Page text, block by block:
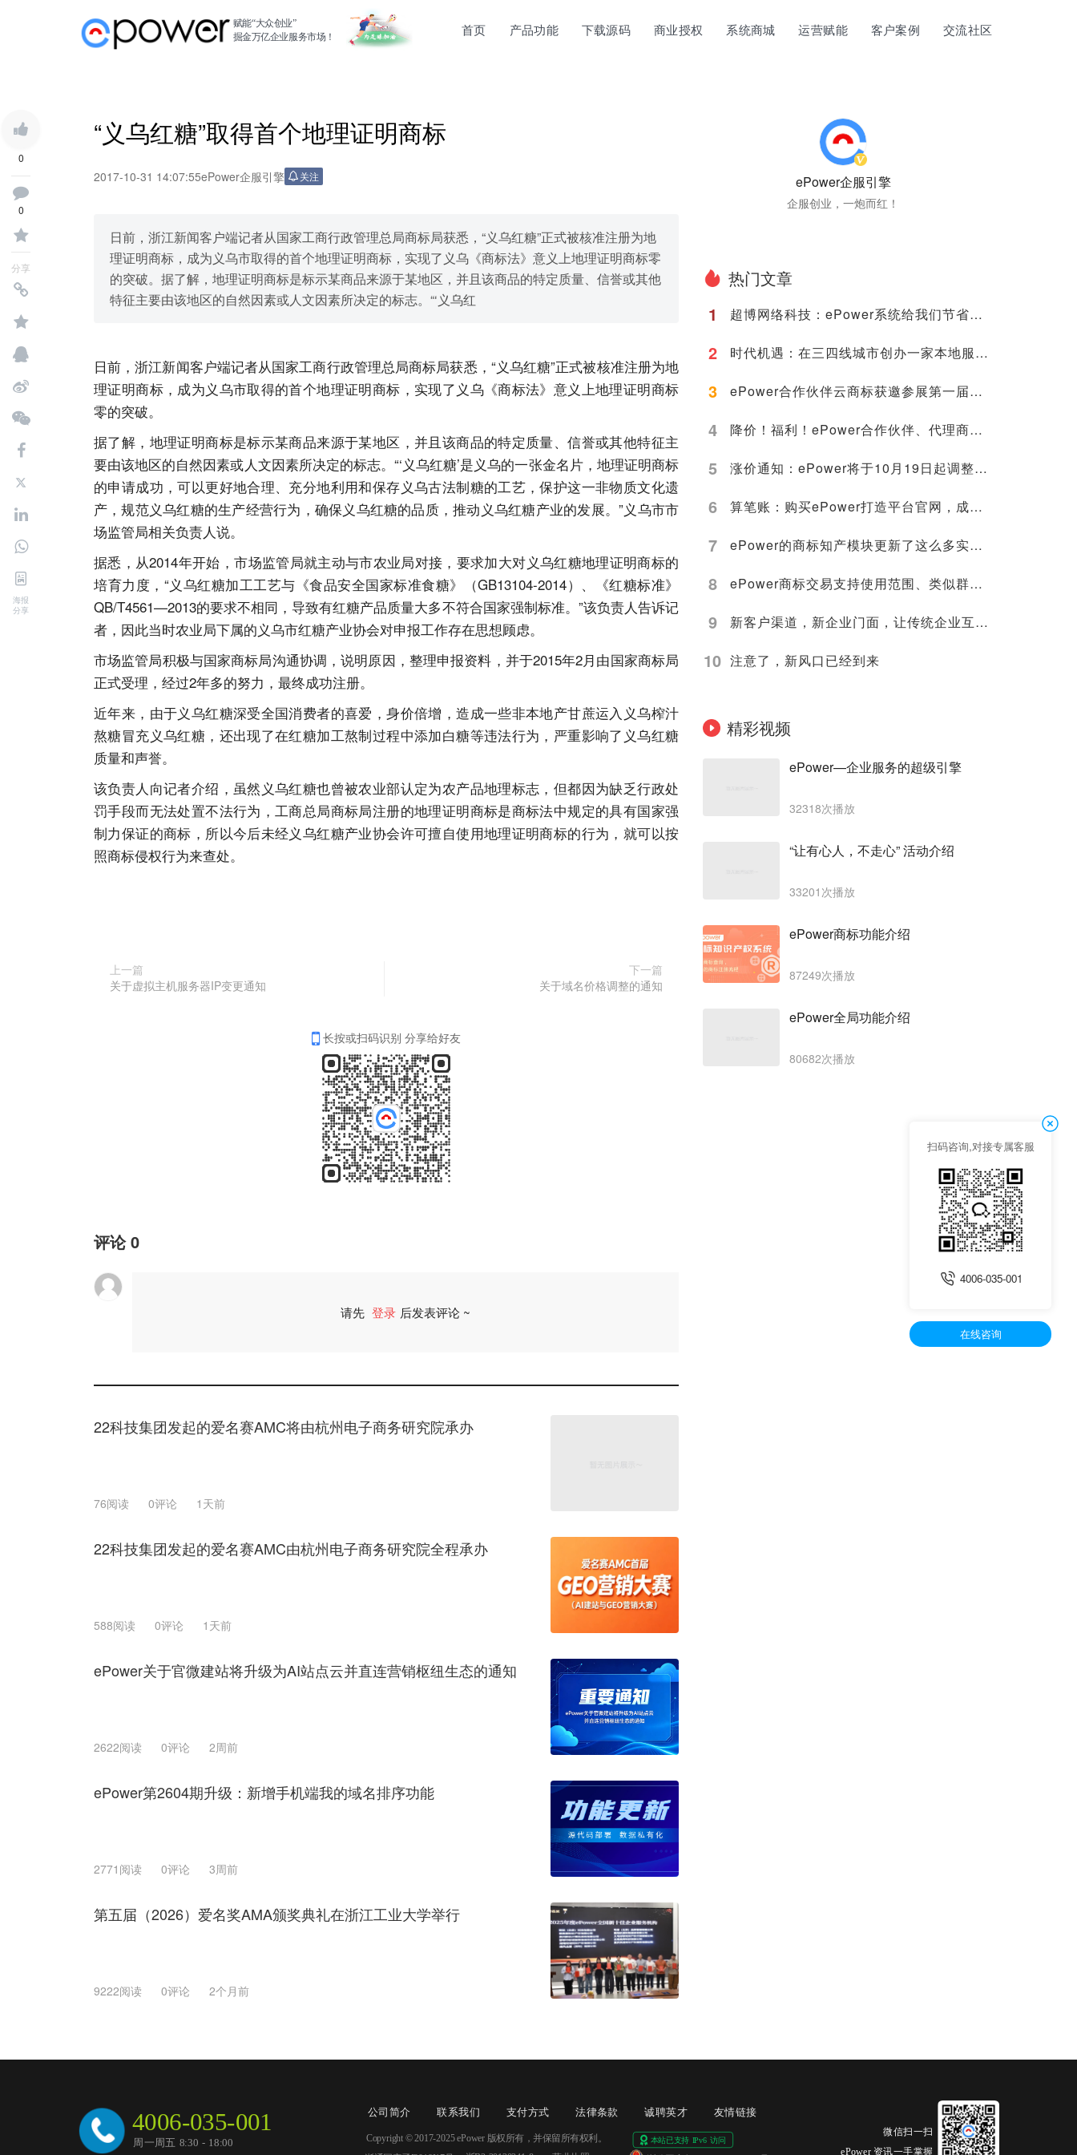
首页 产品功能 下载源码 商业授权 系统商城 运营赋能 客户案例 交流社区
赋能“大众创业”
掘金万亿企业服务市场！
0
0
分享
海报
分享
“义乌红糖”取得首个地理证明商标
2017-10-31 14:07:55ePower企服引擎 关注
日前，浙江新闻客户端记者从国家工商行政管理总局商标局获悉，“义乌红糖”正式被核准注册为地
理证明商标，成为义乌市取得的首个地理证明商标，实现了义乌《商标法》意义上地理证明商标零
的突破。据了解，地理证明商标是标示某商品来源于某地区，并且该商品的特定质量、信誉或其他
特征主要由该地区的自然因素或人文因素所决定的标志。“‘义乌红
日前，浙江新闻客户端记者从国家工商行政管理总局商标局获悉，“义乌红糖”正式被核准注册为地
理证明商标，成为义乌市取得的首个地理证明商标，实现了义乌《商标法》意义上地理证明商标
零的突破。
据了解，地理证明商标是标示某商品来源于某地区，并且该商品的特定质量、信誉或其他特征主
要由该地区的自然因素或人文因素所决定的标志。“‘义乌红糖’是义乌的一张金名片，地理证明商标
的申请成功，可以更好地合理、充分地利用和保存义乌古法制糖的工艺，保护这一非物质文化遗
产，规范义乌红糖的生产经营行为，确保义乌红糖的品质，推动义乌红糖产业的发展。”义乌市市
场监管局相关负责人说。
据悉，从2014年开始，市场监管局就主动与市农业局对接，要求加大对义乌红糖地理证明商标的
培育力度，“义乌红糖加工工艺与《食品安全国家标准食糖》（GB13104-2014）、《红糖标准》
QB/T4561—2013的要求不相同，导致有红糖产品质量大多不符合国家强制标准。”该负责人告诉记
者，因此当时农业局下属的义乌市红糖产业协会对申报工作存在思想顾虑。
市场监管局积极与国家商标局沟通协调，说明原因，整理申报资料，并于2015年2月由国家商标局
正式受理，经过2年多的努力，最终成功注册。
近年来，由于义乌红糖深受全国消费者的喜爱，身价倍增，造成一些非本地产甘蔗运入义乌榨汁
熬糖冒充义乌红糖，还出现了在红糖加工熬制过程中添加白糖等违法行为，严重影响了义乌红糖
质量和声誉。
该负责人向记者介绍，虽然义乌红糖也曾被农业部认定为农产品地理标志，但都因为缺乏行政处
罚手段而无法处置不法行为，工商总局商标局注册的地理证明商标是商标法中规定的具有国家强
制力保证的商标，所以今后未经义乌红糖产业协会许可擅自使用地理证明商标的行为，就可以按
照商标侵权行为来查处。
上一篇
关于虚拟主机服务器IP变更通知
下一篇
关于域名价格调整的通知
长按或扫码识别 分享给好友
评论0
请先 登录 后发表评论 ~
22科技集团发起的爱名赛AMC将由杭州电子商务研究院承办
76阅读 0评论 1天前
22科技集团发起的爱名赛AMC由杭州电子商务研究院全程承办
588阅读 0评论 1天前
ePower关于官微建站将升级为AI站点云并直连营销枢纽生态的通知
2622阅读 0评论 2周前
ePower第2604期升级：新增手机端我的域名排序功能
2771阅读 0评论 3周前
第五届（2026）爱名奖AMA颁奖典礼在浙江工业大学举行
9222阅读 0评论 2个月前
ePower企服引擎
企服创业，一炮而红！
热门文章
1
超博网络科技：ePower系统给我们节省了很多的时间、人力与金钱成本！
2 时代机遇：在三四线城市创办一家本地服务的“阿里云”
3 ePower合作伙伴云商标获邀参展第一届中国—东盟人工智能峰会，并在新型智慧城市协同创新大赛荣获第一名！
4 降价！福利！ePower合作伙伴、代理商标注册价格低至268元，官微建站0成本
5 涨价通知：ePower将于10月19日起调整授权价格！
6 算笔账：购买ePower打造平台官网，成本究竟节约在哪里？
7 ePower的商标知产模块更新了这么多实用功能，你不来看看？
8 ePower商标交易支持使用范围、类似群组搜索，找标更方便！
9 新客户渠道，新企业门面，让传统企业互联网化的轻松方案
10 注意了，新风口已经到来
精彩视频
ePower—企业服务的超级引擎
32318次播放
“让有心人，不走心” 活动介绍
33201次播放
ePower商标功能介绍
87249次播放
ePower全局功能介绍
80682次播放
公司简介 联系我们 支付方式 法律条款 诚聘英才 友情链接
4006-035-001
周一周五 8:30 - 18:00
微信扫一扫
ePower 资讯一手掌握
Copyright © 2017-2025 ePower 版权所有，并保留所有权利。
扫码咨询,对接专属客服
4006-035-001
在线咨询